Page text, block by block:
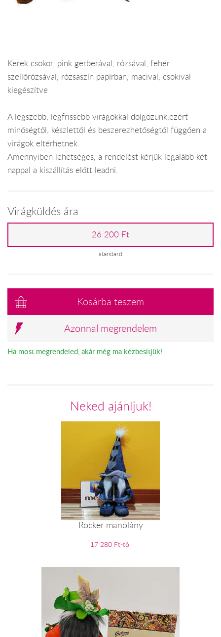
Kerek csokor, pink gerberával, rózsával, fehér
szellőrózsával, rózsaszín papírban, macival, csokival
kiegészítve
A legszebb, legfrissebb virágokkal dolgozunk,ezért
minőségtől, készlettől és beszerezhetőségtől függően a
virágok eltérhetnek.
Amennyiben lehetséges, a rendelést kérjük legalább két
nappal a kiszállítás előtt leadni.
Virágküldés ára
26 200 Ft
standard
Kosárba teszem
Azonnal megrendelem
Ha most megrendeled, akár még ma kézbesítjük!
Neked ajánljuk!
Rocker manólány
17 280 Ft-tól